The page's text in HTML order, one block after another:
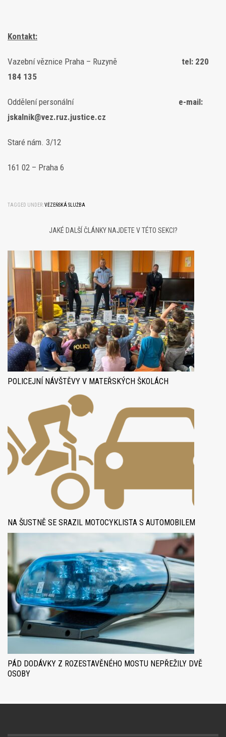
Kontakt:
Vazební věznice Praha – Ruzyně tel: 220
184 135
Oddělení personální e-mail:
jskalnik@vez.ruz.justice.cz
Staré nám. 3/12
161 02 – Praha 6
TAGGED UNDER:VĚZEŇSKÁ SLUŽBA
JAKÉ DALŠÍ ČLÁNKY NAJDETE V TÉTO SEKCI?
POLICEJNÍ NÁVŠTĚVY V MATEŘSKÝCH ŠKOLÁCH
NA ŠUSTNĚ SE SRAZIL MOTOCYKLISTA S AUTOMOBILEM
PÁD DODÁVKY Z ROZESTAVĚNÉHO MOSTU NEPŘEŽILY DVĚ
OSOBY